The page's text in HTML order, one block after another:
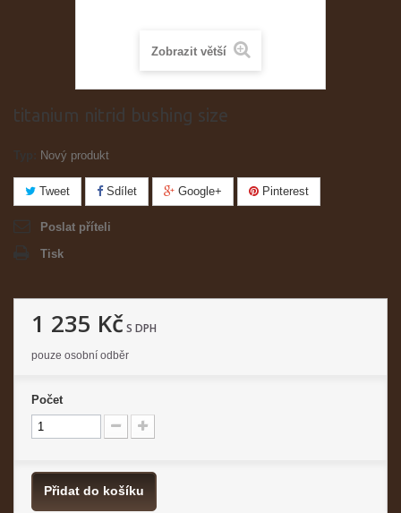
Zobrazit větší
titanium nitrid bushing size
Nový produkt
Tweet Sdílet Google+ Pinterest
Poslat příteli
Tisk
1 235 KčS DPH
pouze osobní odběr
Počet
Přidat do košíku